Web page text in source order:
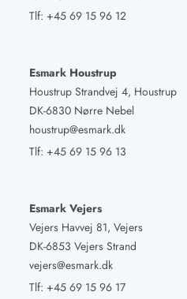
Tlf: +45 69 15 96 12
Esmark Houstrup
Houstrup Strandvej 4, Houstrup
DK-6830 Nørre Nebel
houstrup@esmark.dk
Tlf: +45 69 15 96 13
Esmark Vejers
Vejers Havvej 81, Vejers
DK-6853 Vejers Strand
vejers@esmark.dk
Tlf: +45 69 15 96 17